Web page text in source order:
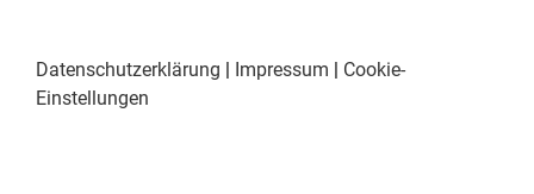
Die Teilnehmerzahl ist begrenzt – eine
frühzeitige Anmeldung wird empfohlen.
Datenschutzerklärung | Impressum | Cookie-
Einstellungen